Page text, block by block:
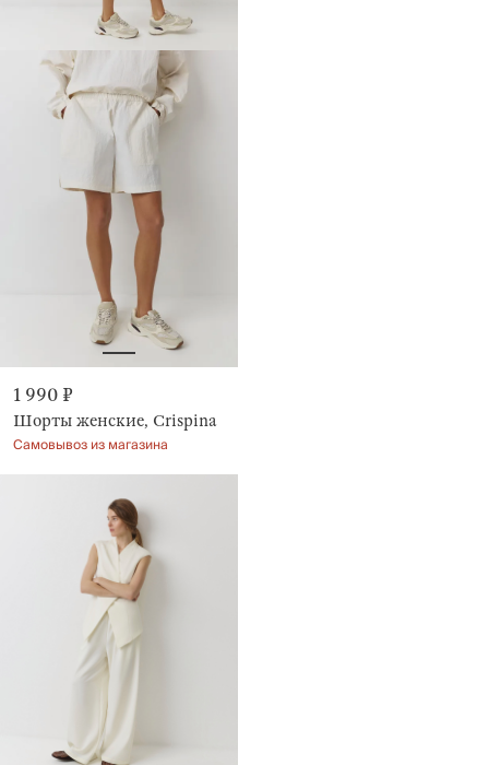
1 990 ₽
Шорты женские, Crispina
Самовывоз из магазина